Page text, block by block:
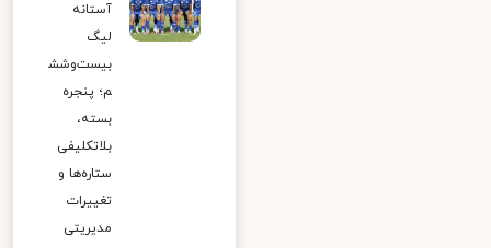
آستانه
لیگ
بیست‌وشش
م؛ پنجره
بسته،
بلاتکلیفی
ستاره‌ها و
تغییرات
مدیریتی